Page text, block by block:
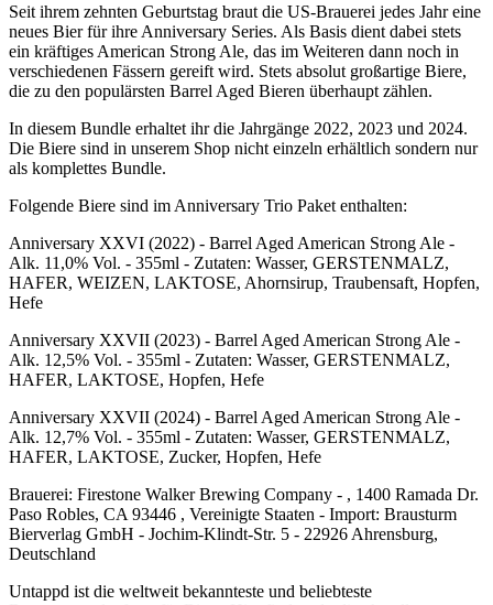
Seit ihrem zehnten Geburtstag braut die US-Brauerei jedes Jahr eine
neues Bier für ihre Anniversary Series. Als Basis dient dabei stets
ein kräftiges American Strong Ale, das im Weiteren dann noch in
verschiedenen Fässern gereift wird. Stets absolut großartige Biere,
die zu den populärsten Barrel Aged Bieren überhaupt zählen.
In diesem Bundle erhaltet ihr die Jahrgänge 2022, 2023 und 2024.
Die Biere sind in unserem Shop nicht einzeln erhältlich sondern nur
als komplettes Bundle.
Folgende Biere sind im Anniversary Trio Paket enthalten:
Anniversary XXVI (2022) - Barrel Aged American Strong Ale -
Alk. 11,0% Vol. - 355ml - Zutaten: Wasser, GERSTENMALZ,
HAFER, WEIZEN, LAKTOSE, Ahornsirup, Traubensaft, Hopfen,
Hefe
Anniversary XXVII (2023) - Barrel Aged American Strong Ale -
Alk. 12,5% Vol. - 355ml - Zutaten: Wasser, GERSTENMALZ,
HAFER, LAKTOSE, Hopfen, Hefe
Anniversary XXVII (2024) - Barrel Aged American Strong Ale -
Alk. 12,7% Vol. - 355ml - Zutaten: Wasser, GERSTENMALZ,
HAFER, LAKTOSE, Zucker, Hopfen, Hefe
Brauerei: Firestone Walker Brewing Company - , 1400 Ramada Dr.
Paso Robles, CA 93446 , Vereinigte Staaten - Import: Brausturm
Bierverlag GmbH - Jochim-Klindt-Str. 5 - 22926 Ahrensburg,
Deutschland
Untappd ist die weltweit bekannteste und beliebteste